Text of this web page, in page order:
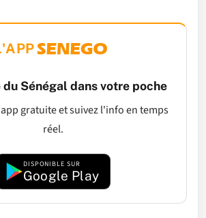
Sénégal dans votre poche
gratuite et suivez l'info en temps
réel.
DISPONIBLE SUR
Google Play